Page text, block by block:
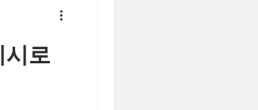
은 많았지
떤 점이 불
,겉으로
형으
시로